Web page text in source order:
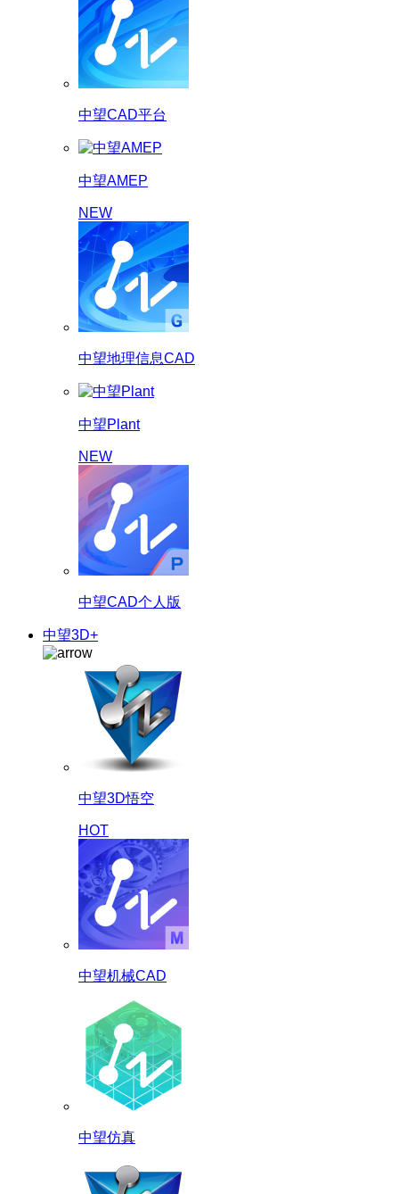
中望CAD平台
中望AMEP
NEW
中望地理信息CAD
中望Plant
NEW
中望CAD个人版
中望3D+
中望3D悟空
HOT
中望机械CAD
中望仿真